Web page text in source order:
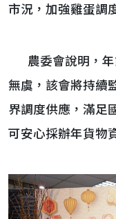
市況，加強雞蛋調
農委會說明，年
無虞，該會將持續
界調度供應，滿足
可安心採辦年貨物